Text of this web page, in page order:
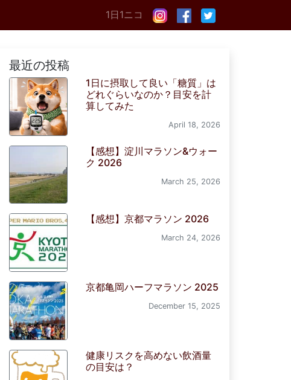
1日1ニコ
最近の投稿
1日に摂取して良い「糖質」は
どれぐらいなのか？目安を計
算してみた
April 18, 2026
【感想】淀川マラソン&ウォー
ク 2026
March 25, 2026
【感想】京都マラソン 2026
March 24, 2026
京都亀岡ハーフマラソン 2025
December 15, 2025
健康リスクを高めない飲酒量
の目安は？